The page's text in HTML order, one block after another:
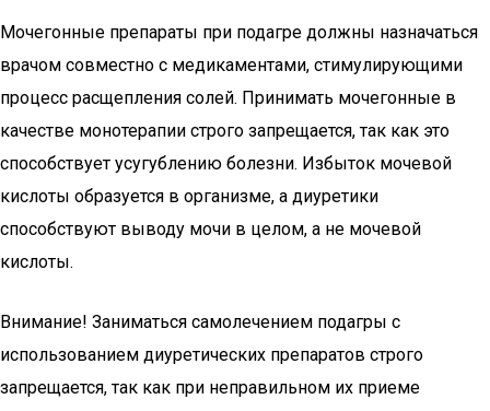
Мочегонные препараты при подагре должны назначаться
врачом совместно с медикаментами, стимулирующими
процесс расщепления солей. Принимать мочегонные в
качестве монотерапии строго запрещается, так как это
способствует усугублению болезни. Избыток мочевой
кислоты образуется в организме, а диуретики
способствуют выводу мочи в целом, а не мочевой
кислоты.
Внимание! Заниматься самолечением подагры с
использованием диуретических препаратов строго
запрещается, так как при неправильном их приеме